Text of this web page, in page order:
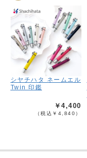
シヤチハタ ネームエル
Twin 印鑑
￥4,400
（税込￥4,840）